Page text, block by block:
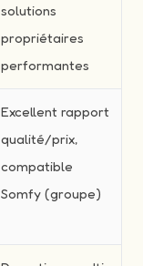
solutions
propriétaires
performantes
Excellent rapport
qualité/prix,
compatible
Somfy (groupe)